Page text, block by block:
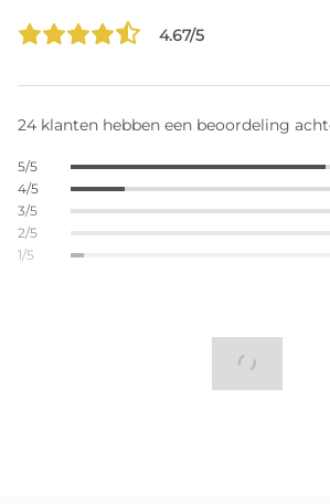
4.67/5
24 klanten hebben een beoordeling
5/5
4/5
3/5
2/5
1/5